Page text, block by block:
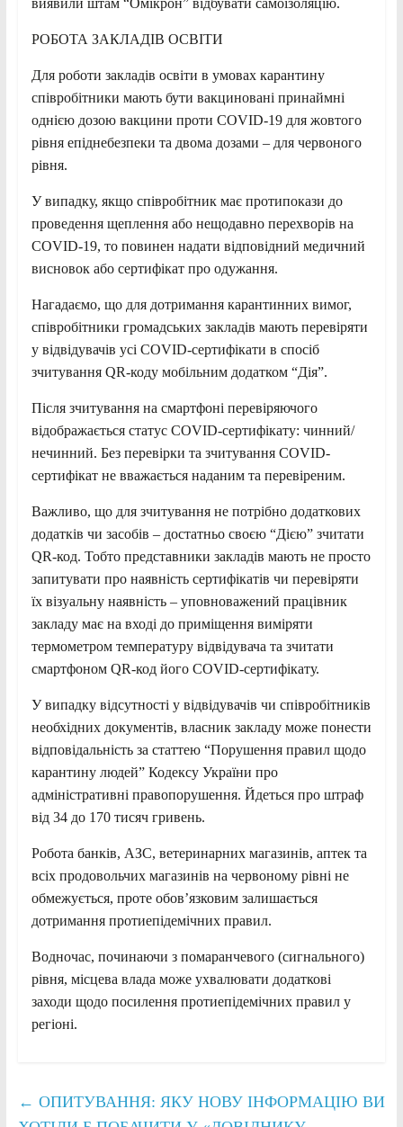
РОБОТА ЗАКЛАДІВ ОСВІТИ
Для роботи закладів освіти в умовах карантину
співробітники мають бути вакциновані принаймні
однією дозою вакцини проти COVID-19 для жовтого
рівня епіднебезпеки та двома дозами – для червоного
рівня.
У випадку, якщо співробітник має протипокази до
проведення щеплення або нещодавно перехворів на
COVID-19, то повинен надати відповідний медичний
висновок або сертифікат про одужання.
Нагадаємо, що для дотримання карантинних вимог,
співробітники громадських закладів мають перевіряти
у відвідувачів усі COVID-сертифікати в спосіб
зчитування QR-коду мобільним додатком “Дія”.
Після зчитування на смартфоні перевіряючого
відображається статус COVID-сертифікату: чинний/
нечинний. Без перевірки та зчитування COVID-
сертифікат не вважається наданим та перевіреним.
Важливо, що для зчитування не потрібно додаткових
додатків чи засобів – достатньо своєю “Дією” зчитати
QR-код. Тобто представники закладів мають не просто
запитувати про наявність сертифікатів чи перевіряти
їх візуальну наявність – уповноважений працівник
закладу має на вході до приміщення виміряти
термометром температуру відвідувача та зчитати
смартфоном QR-код його COVID-сертифікату.
У випадку відсутності у відвідувачів чи співробітників
необхідних документів, власник закладу може понести
відповідальність за статтею “Порушення правил щодо
карантину людей” Кодексу України про
адміністративні правопорушення. Йдеться про штраф
від 34 до 170 тисяч гривень.
Робота банків, АЗС, ветеринарних магазинів, аптек та
всіх продовольчих магазинів на червоному рівні не
обмежується, проте обов’язковим залишається
дотримання протиепідемічних правил.
Водночас, починаючи з помаранчевого (сигнального)
рівня, місцева влада може ухвалювати додаткові
заходи щодо посилення протиепідемічних правил у
регіоні.
← ОПИТУВАННЯ: ЯКУ НОВУ ІНФОРМАЦІЮ ВИ